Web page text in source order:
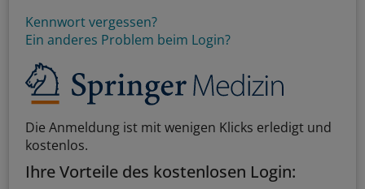
Kennwort vergessen?
Ein anderes Problem beim Login?
Die Anmeldung ist mit wenigen Klicks erledigt und
kostenlos.
Ihre Vorteile des kostenlosen Login: